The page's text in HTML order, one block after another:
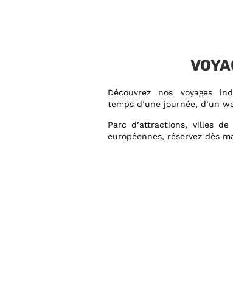
Découvrez nos voyages
temps d’une journée, d’un
Parc d’attractions, villes
européennes, réservez dès